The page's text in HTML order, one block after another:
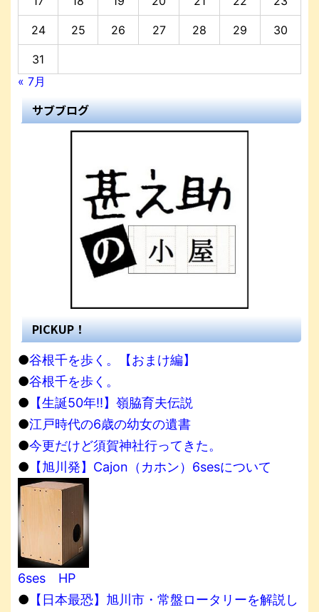
24 25 26 27 28 29 30
31
« 7月
サブブログ
PICKUP！
●谷根千を歩く。【おまけ編】
●谷根千を歩く。
● 【生誕50年!!】嶺脇育夫伝説
●江戸時代の6歳の幼女の遺書
●今更だけど須賀神社行ってきた。
● 【旭川発】Cajon（カホン）6sesについて
6ses HP
● 【日本最恐】旭川市・常盤ロータリーを解説し